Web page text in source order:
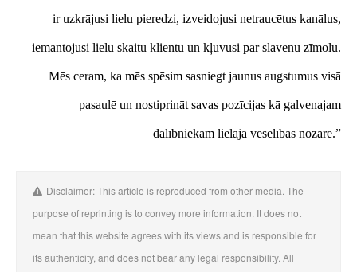
ir uzkrājusi lielu pieredzi, izveidojusi netraucētus kanālus,
iemantojusi lielu skaitu klientu un kļuvusi par slavenu zīmolu.
Mēs ceram, ka mēs spēsim sasniegt jaunus augstumus visā
pasaulē un nostiprināt savas pozīcijas kā galvenajam
dalībniekam lielajā veselības nozarē.”
Disclaimer: This article is reproduced from other media. The
purpose of reprinting is to convey more information. It does not
mean that this website agrees with its views and is responsible for
its authenticity, and does not bear any legal responsibility. All